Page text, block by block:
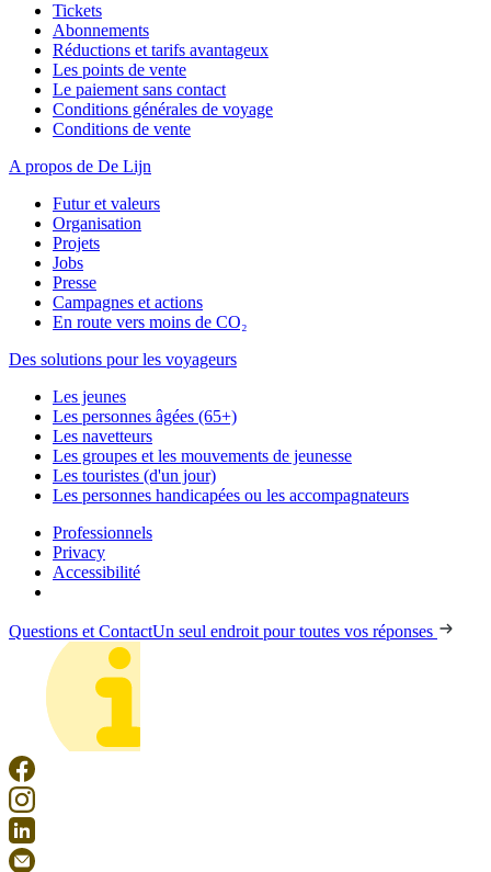
Tickets
Abonnements
Réductions et tarifs avantageux
Les points de vente
Le paiement sans contact
Conditions générales de voyage
Conditions de vente
A propos de De Lijn
Futur et valeurs
Organisation
Projets
Jobs
Presse
Campagnes et actions
En route vers moins de CO₂
Des solutions pour les voyageurs
Les jeunes
Les personnes âgées (65+)
Les navetteurs
Les groupes et les mouvements de jeunesse
Les touristes (d'un jour)
Les personnes handicapées ou les accompagnateurs
Professionnels
Privacy
Accessibilité
Questions et ContactUn seul endroit pour toutes vos réponses